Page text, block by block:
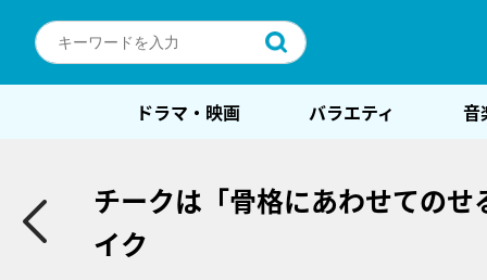
ドラマ・映画 バラエティ 音
チークは「骨格にあわせての
イク